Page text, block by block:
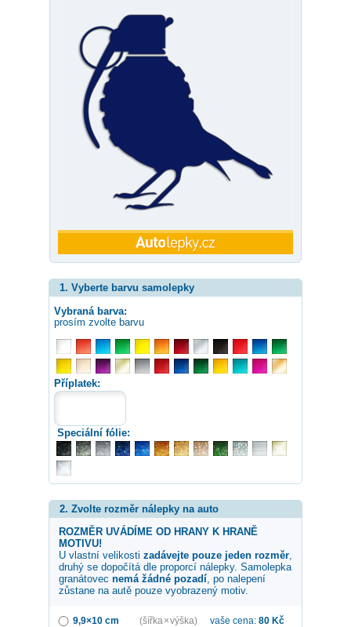
1. Vyberte barvu samolepky
Vybraná barva:
prosím zvolte barvu
Příplatek:
Speciální fólie:
2. Zvolte rozměr nálepky na auto
ROZMĚR UVÁDÍME OD HRANY K HRANĚ
MOTIVU!
U vlastní velikosti zadávejte pouze jeden rozměr,
druhý se dopočítá dle proporcí nálepky. Samolepka
granátovec nemá žádné pozadí, po nalepení
zůstane na autě pouze vyobrazený motiv.
9,9×10 cm (šířka × výška) vaše cena: 80 Kč